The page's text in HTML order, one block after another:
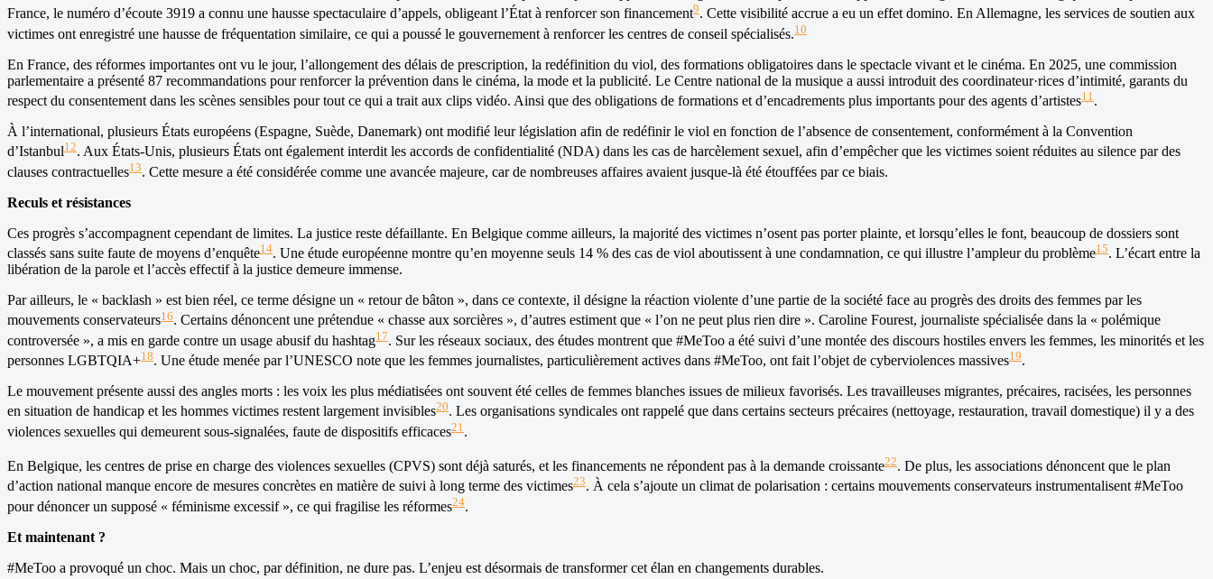
France, le numéro d’écoute 3919 a connu une hausse spectaculaire d’appels, obligeant l’État à renforcer son financement9. Cette visibilité accrue a eu un effet domino. En Allemagne, les services de soutien aux
victimes ont enregistré une hausse de fréquentation similaire, ce qui a poussé le gouvernement à renforcer les centres de conseil spécialisés.10
En France, des réformes importantes ont vu le jour, l’allongement des délais de prescription, la redéfinition du viol, des formations obligatoires dans le spectacle vivant et le cinéma. En 2025, une commission
parlementaire a présenté 87 recommandations pour renforcer la prévention dans le cinéma, la mode et la publicité. Le Centre national de la musique a aussi introduit des coordinateur·rices d’intimité, garants du
respect du consentement dans les scènes sensibles pour tout ce qui a trait aux clips vidéo. Ainsi que des obligations de formations et d’encadrements plus importants pour des agents d’artistes11.
À l’international, plusieurs États européens (Espagne, Suède, Danemark) ont modifié leur législation afin de redéfinir le viol en fonction de l’absence de consentement, conformément à la Convention
d’Istanbul12. Aux États-Unis, plusieurs États ont également interdit les accords de confidentialité (NDA) dans les cas de harcèlement sexuel, afin d’empêcher que les victimes soient réduites au silence par des
clauses contractuelles13. Cette mesure a été considérée comme une avancée majeure, car de nombreuses affaires avaient jusque-là été étouffées par ce biais.
Reculs et résistances
Ces progrès s’accompagnent cependant de limites. La justice reste défaillante. En Belgique comme ailleurs, la majorité des victimes n’osent pas porter plainte, et lorsqu’elles le font, beaucoup de dossiers sont
classés sans suite faute de moyens d’enquête14. Une étude européenne montre qu’en moyenne seuls 14 % des cas de viol aboutissent à une condamnation, ce qui illustre l’ampleur du problème15. L’écart entre la
libération de la parole et l’accès effectif à la justice demeure immense.
Par ailleurs, le « backlash » est bien réel, ce terme désigne un « retour de bâton », dans ce contexte, il désigne la réaction violente d’une partie de la société face au progrès des droits des femmes par les
mouvements conservateurs16. Certains dénoncent une prétendue « chasse aux sorcières », d’autres estiment que « l’on ne peut plus rien dire ». Caroline Fourest, journaliste spécialisée dans la « polémique
controversée », a mis en garde contre un usage abusif du hashtag17. Sur les réseaux sociaux, des études montrent que #MeToo a été suivi d’une montée des discours hostiles envers les femmes, les minorités et les
personnes LGBTQIA+18. Une étude menée par l’UNESCO note que les femmes journalistes, particulièrement actives dans #MeToo, ont fait l’objet de cyberviolences massives19.
Le mouvement présente aussi des angles morts : les voix les plus médiatisées ont souvent été celles de femmes blanches issues de milieux favorisés. Les travailleuses migrantes, précaires, racisées, les personnes
en situation de handicap et les hommes victimes restent largement invisibles20. Les organisations syndicales ont rappelé que dans certains secteurs précaires (nettoyage, restauration, travail domestique) il y a des
violences sexuelles qui demeurent sous-signalées, faute de dispositifs efficaces21 .
En Belgique, les centres de prise en charge des violences sexuelles (CPVS) sont déjà saturés, et les financements ne répondent pas à la demande croissante22. De plus, les associations dénoncent que le plan
d’action national manque encore de mesures concrètes en matière de suivi à long terme des victimes23. À cela s’ajoute un climat de polarisation : certains mouvements conservateurs instrumentalisent #MeToo
pour dénoncer un supposé « féminisme excessif », ce qui fragilise les réformes24.
Et maintenant ?
#MeToo a provoqué un choc. Mais un choc, par définition, ne dure pas. L’enjeu est désormais de transformer cet élan en changements durables.